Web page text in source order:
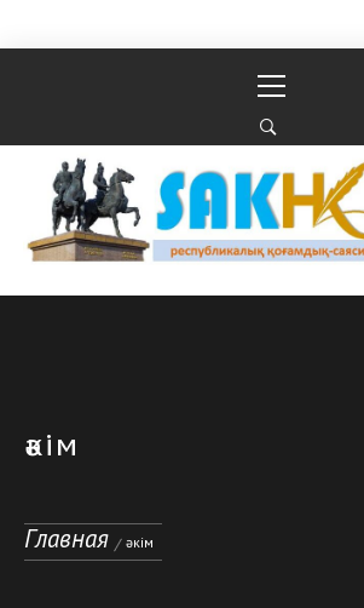
Перейти к содержимому
меню
Республикалық қоғамдық-
әкім
Главная әкім